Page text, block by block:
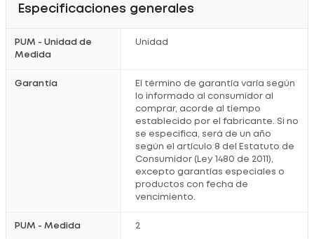
Especificaciones generales
PUM - Unidad de
Medida
Unidad
Garantía
El término de garantía varía según
lo informado al consumidor al
comprar, acorde al tiempo
establecido por el fabricante. Si no
se especifica, será de un año
según el artículo 8 del Estatuto de
Consumidor (Ley 1480 de 2011),
excepto garantías especiales o
productos con fecha de
vencimiento.
PUM - Medida 2